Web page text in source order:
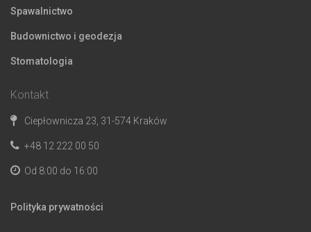
Spawalnictwo
Budownictwo i geodezja
Stomatologia
Kontakt
Ciepłownicza 23, 31-574 Kraków
+48 12 222 00 50
Od 8:00 do 16:00
Polityka prywatności